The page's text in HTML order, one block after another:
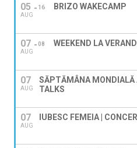
05
AUG
16 BRIZO WAKECAMP
07
AUG
08 WEEKEND LA
07
AUG
SĂPTĂMÂNA MONDIALĂ
TALKS
07
AUG
IUBESC FEMEIA |